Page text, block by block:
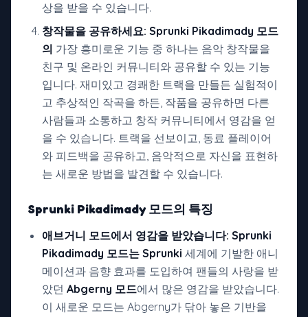
상을 받을 수 있습니다.
창작물을 공유하세요: Sprunki Pikadimady 모드
의 가장 흥미로운 기능 중 하나는 음악 창작물을
친구 및 온라인 커뮤니티와 공유할 수 있는 기능
입니다. 재미있고 경쾌한 트랙을 만들든 실험적이
고 추상적인 작곡을 하든, 작품을 공유하면 다른
사람들과 소통하고 창작 커뮤니티에서 영감을 얻
을 수 있습니다. 트랙을 선보이고, 동료 플레이어
와 피드백을 공유하고, 음악적으로 자신을 표현하
는 새로운 방법을 발견할 수 있습니다.
Sprunki Pikadimady 모드의 특징
애브거니 모드에서 영감을 받았습니다: Sprunki
Pikadimady 모드는 Sprunki 세계에 기발한 애니
메이션과 음향 효과를 도입하여 팬들의 사랑을 받
았던 Abgerny 모드에서 많은 영감을 받았습니다.
이 새로운 모드는 Abgerny가 닦아 놓은 기반을